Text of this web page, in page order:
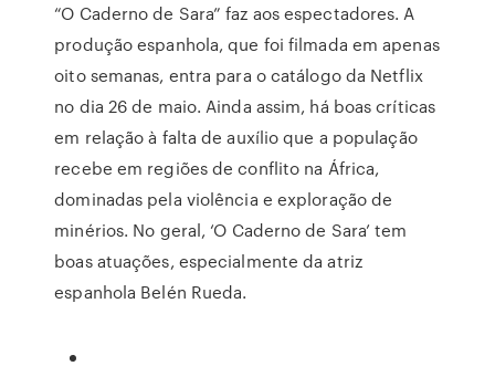
“O Caderno de Sara” faz aos espectadores. A
produção espanhola, que foi filmada em apenas
oito semanas, entra para o catálogo da Netflix
no dia 26 de maio. Ainda assim, há boas críticas
em relação à falta de auxílio que a população
recebe em regiões de conflito na África,
dominadas pela violência e exploração de
minérios. No geral, ‘O Caderno de Sara’ tem
boas atuações, especialmente da atriz
espanhola Belén Rueda.